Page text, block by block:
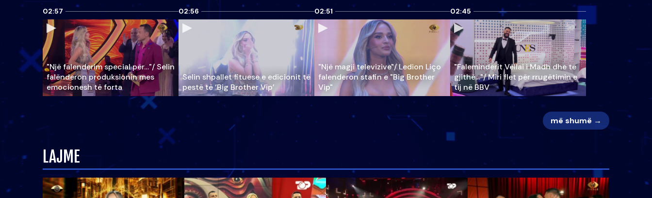
02:57
"Një falenderim special për…"/ Selin
falënderon produksionin mes
emocionesh të forta
02:56
Selin shpallet fituese e edicionit të
pestë të ‘Big Brother Vip’
02:51
"Një magji televizive"/ Ledion Liço
falenderon stafin e "Big Brother
Vip"
02:45
"Faleminderit Vëllai i Madh dhe të
gjithë…"/ Miri flet për rrugëtimin e
tij në BBV
më shumë →
LAJME